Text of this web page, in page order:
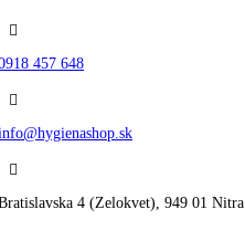

457 648


4 (Zelokvet), 949 01 Nitra